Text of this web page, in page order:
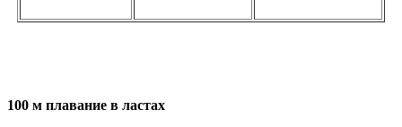
100 м плавание в ластах